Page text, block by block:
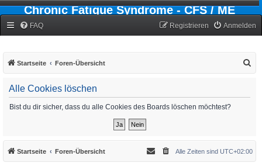
Chronic Fatigue Syndrome - CFS / ME
FAQ Anmelden
Registrieren
Startseite Foren-Übersicht
Alle Cookies löschen
Bist du dir sicher, dass du alle Cookies des Boards löschen möchtest?
Startseite Foren-Übersicht Alle Zeiten sind UTC+02:00